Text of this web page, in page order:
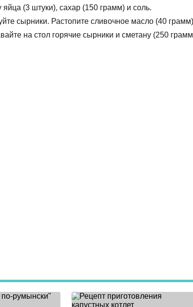
(3 штуки), сахар (150 грамм) и соль.
сырники. Растопите сливочное масло (40 грамм)
на стол горячие сырники и сметану (250